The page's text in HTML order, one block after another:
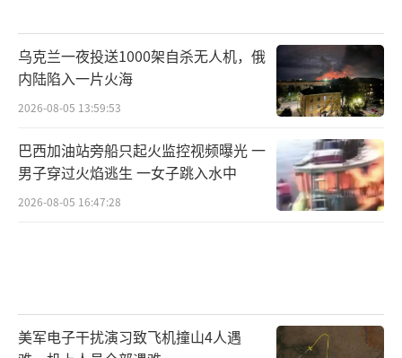
乌克兰一夜投送1000架自杀无人机，俄
内陆陷入一片火海
2026-08-05 13:59:53
巴西加油站旁船只起火监控视频曝光 一
男子穿过火焰逃生 一女子跳入水中
2026-08-05 16:47:28
美军电子干扰演习致飞机撞山4人遇